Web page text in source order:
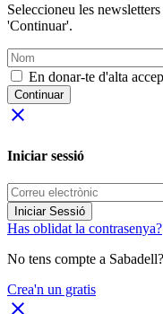
Seleccioneu les
'Continuar'.
En donar-te d'alta
Continuar
close
Iniciar sessió
Iniciar Sessió
Has oblidat la contrasenya?
No tens compte a Sabadell?
Crea'n un gratis
close